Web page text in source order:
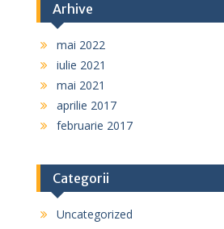
Arhive
mai 2022
iulie 2021
mai 2021
aprilie 2017
februarie 2017
Categorii
Uncategorized